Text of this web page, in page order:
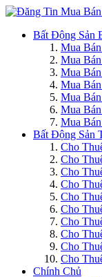
Bất Động Sản
Mua
Mua
Mua
Mua
Mua
Mua
Mua
Bất Động Sản
Cho
Cho
Cho
Cho
Cho
Cho
Cho
Cho
Cho
Cho
Chính Chủ